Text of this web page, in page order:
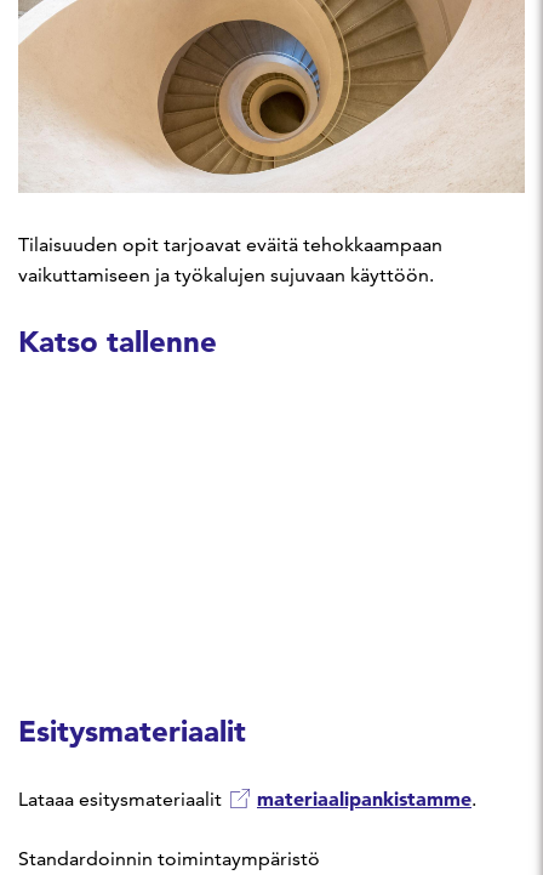
Tilaisuuden opit tarjoavat eväitä tehokkaampaan
vaikuttamiseen ja työkalujen sujuvaan käyttöön.
Katso tallenne
Esitysmateriaalit
Lataaa esitysmateriaalit materiaalipankistamme.
Standardoinnin toimintaympäristö